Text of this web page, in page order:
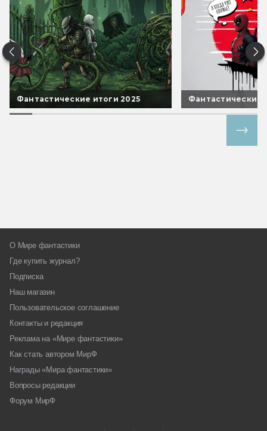
Фантастические итоги 2025 Фантастические
О Мире фантастики
Где купить журнал?
Подписка
Наш магазин
Пользовательское соглашение
Контакты и редакция
Реклама на «Мире фантастики»
Как стать автором МирФ
Награды «Мира фантастики»
Вопросы редакции
Форум МирФ